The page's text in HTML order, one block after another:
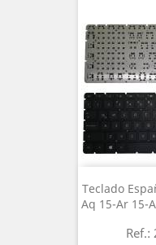
Teclado
Aq 15-Ar 15-
Ref.: